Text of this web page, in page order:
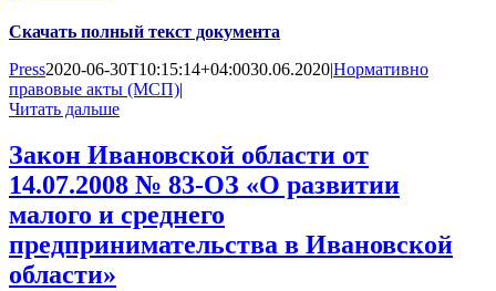
Скачать полный текст документа
Press2020-06-30T10:15:14+04:0030.06.2020|Нормативно
правовые акты (МСП)|
Читать дальше
Закон Ивановской области от
14.07.2008 № 83-ОЗ «О развитии
малого и среднего
предпринимательства в Ивановской
области»